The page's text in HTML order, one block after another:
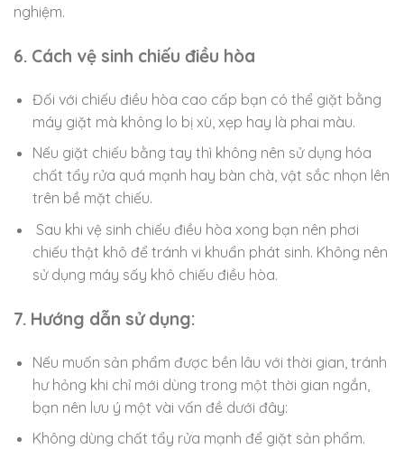
nghiệm.
6. Cách vệ sinh chiếu điều hòa
Đối với chiếu điều hòa cao cấp bạn có thể giặt bằng
máy giặt mà không lo bị xù, xẹp hay là phai màu.
Nếu giặt chiếu bằng tay thì không nên sử dụng hóa
chất tẩy rửa quá mạnh hay bàn chà, vật sắc nhọn lên
trên bề mặt chiếu.
Sau khi vệ sinh chiếu điều hòa xong bạn nên phơi
chiếu thật khô để tránh vi khuẩn phát sinh. Không nên
sử dụng máy sấy khô chiếu điều hòa.
7. Hướng dẫn sử dụng:
Nếu muốn sản phẩm được bền lâu với thời gian, tránh
hư hỏng khi chỉ mới dùng trong một thời gian ngắn,
bạn nên lưu ý một vài vấn đề dưới đây:
Không dùng chất tẩy rửa mạnh để giặt sản phẩm.